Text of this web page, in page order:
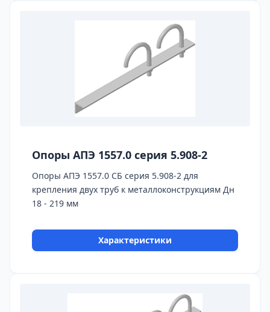
Опоры АПЭ 1557.0 серия 5.908-2
Опоры АПЭ 1557.0 СБ серия 5.908-2 для
крепления двух труб к металлоконструкциям Дн
18 - 219 мм
Характеристики